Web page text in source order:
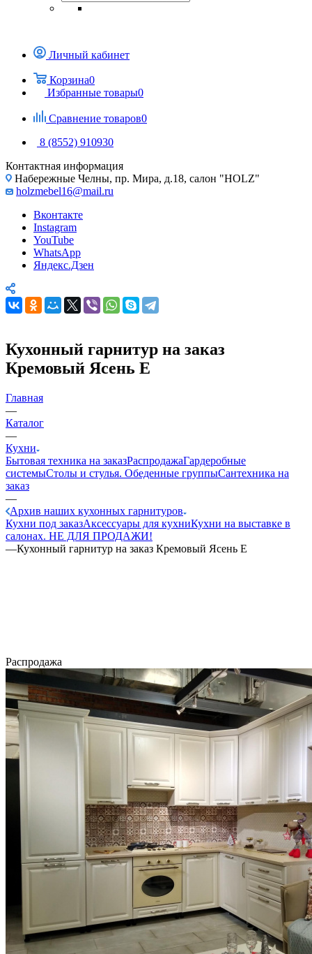
Личный кабинет
Корзина0
Избранные товары0
Сравнение товаров0
8 (8552) 910930
Контактная информация
Набережные Челны, пр. Мира, д.18, салон "HOLZ"
holzmebel16@mail.ru
Вконтакте
Instagram
YouTube
WhatsApp
Яндекс.Дзен
Кухонный гарнитур на заказ
Кремовый Ясень Е
Главная
—
Каталог
—
Кухни
Бытовая техника на заказРаспродажаГардеробные
системыСтолы и стулья. Обеденные группыСантехника на
заказ
—
Архив наших кухонных гарнитуров
Кухни под заказАксессуары для кухниКухни на выставке в
салонах. НЕ ДЛЯ ПРОДАЖИ!
—Кухонный гарнитур на заказ Кремовый Ясень Е
Распродажа